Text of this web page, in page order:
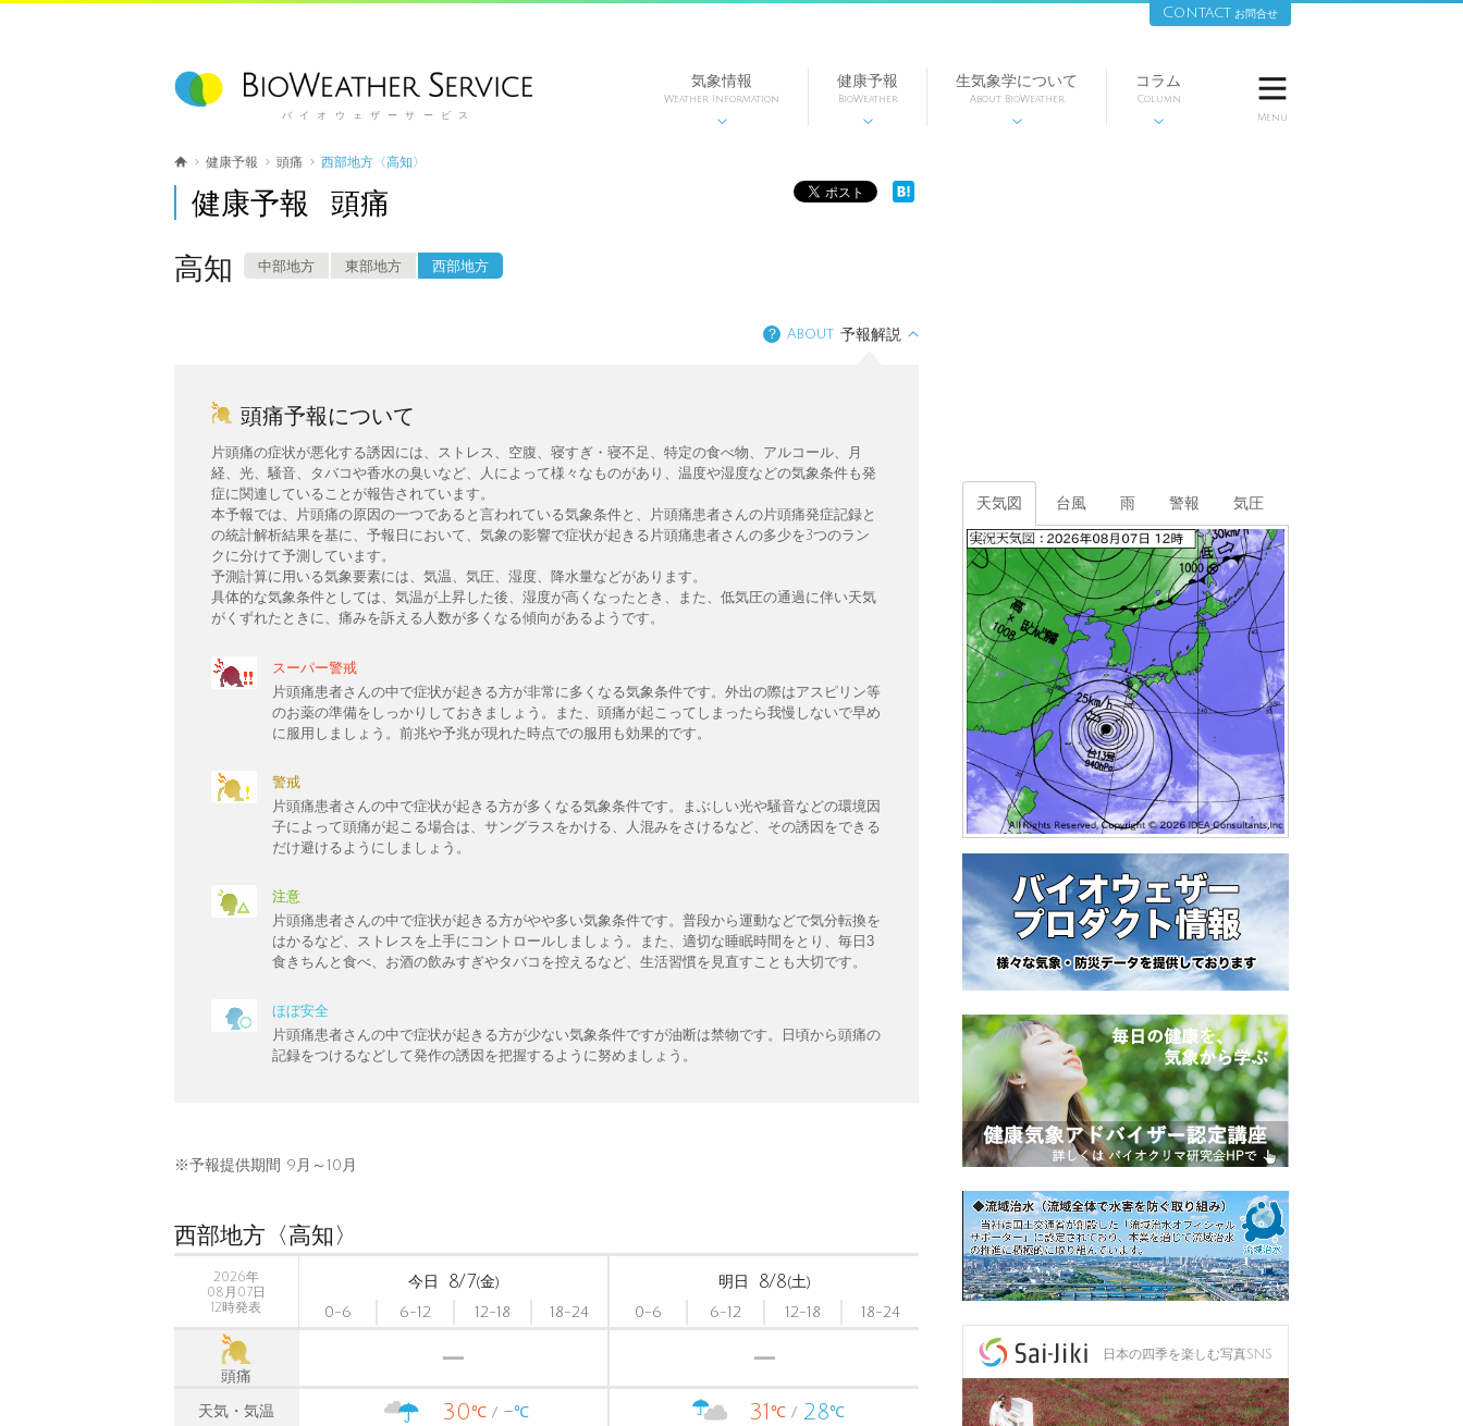
バイオウェザーサービス
気象情報
Weather Information

健康予報
BioWeather

生気象学について
About BioWeather

コラム
Column


Menu
健康予報 頭痛 西部地方〈高知〉
健康予報 頭痛
高知 中部地方 東部地方 西部地方
？ About 予報解説
頭痛予報について
片頭痛の症状が悪化する誘因には、ストレス、空腹、寝すぎ・寝不足、特定の食べ物、アルコール、月
経、光、騒音、タバコや香水の臭いなど、人によって様々なものがあり、温度や湿度などの気象条件も発
症に関連していることが報告されています。
本予報では、片頭痛の原因の一つであると言われている気象条件と、片頭痛患者さんの片頭痛発症記録と
の統計解析結果を基に、予報日において、気象の影響で症状が起きる片頭痛患者さんの多少を3つのラン
クに分けて予測しています。
予測計算に用いる気象要素には、気温、気圧、湿度、降水量などがあります。
具体的な気象条件としては、気温が上昇した後、湿度が高くなったとき、また、低気圧の通過に伴い天気
がくずれたときに、痛みを訴える人数が多くなる傾向があるようです。
スーパー警戒
片頭痛患者さんの中で症状が起きる方が非常に多くなる気象条件です。外出の際はアスピリン等
のお薬の準備をしっかりしておきましょう。また、頭痛が起こってしまったら我慢しないで早め
に服用しましょう。前兆や予兆が現れた時点での服用も効果的です。
警戒
片頭痛患者さんの中で症状が起きる方が多くなる気象条件です。まぶしい光や騒音などの環境因
子によって頭痛が起こる場合は、サングラスをかける、人混みをさけるなど、その誘因をできる
だけ避けるようにしましょう。
注意
片頭痛患者さんの中で症状が起きる方がやや多い気象条件です。普段から運動などで気分転換を
はかるなど、ストレスを上手にコントロールしましょう。また、適切な睡眠時間をとり、毎日3
食きちんと食べ、お酒の飲みすぎやタバコを控えるなど、生活習慣を見直すことも大切です。
ほぼ安全
片頭痛患者さんの中で症状が起きる方が少ない気象条件ですが油断は禁物です。日頃から頭痛の
記録をつけるなどして発作の誘因を把握するように努めましょう。
※予報提供期間 9月～10月
西部地方〈高知〉
2026年
08月07日
12時発表
今日 8/7(金)
0-6
6-12 12-18 18-24
明日 8/8(土)
0-6
6-12 12-18 18-24
頭痛
天気・気温 30℃ -℃ 31 ℃ 28℃
天気図 台風 雨 警報 気圧
日本の四季を楽しむ写真SNS
Contact お問合せ